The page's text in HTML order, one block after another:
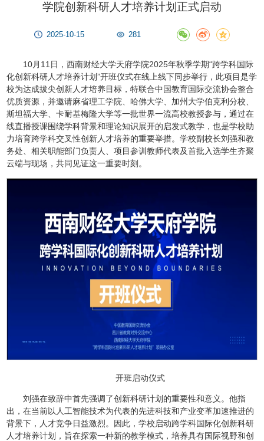
学院创新科研人才培养计划正式启动
2025-10-15 281
10月11日，西南财经大学天府学院2025年秋季学期“跨学科国际
化创新科研人才培养计划”开班仪式在线上线下同步举行，此项目是学
校为达成拔尖创新人才培养目标，特联合中国教育国际交流协会整合
优质资源，并邀请麻省理工学院、哈佛大学、加州大学伯克利分校、
斯坦福大学、卡耐基梅隆大学等一批世界一流高校教授参与，通过在
线直播授课围绕学科背景和理论知识展开的启发式教学，也是学校助
力培育跨学科交叉性创新人才培养的重要举措。学校副校长刘强和教
务处、相关职能部门负责人、项目参训教师代表及首批入选学生齐聚
云端与现场，共同见证这一重要时刻。
开班启动仪式
刘强在致辞中首先强调了创新科研计划的重要性和意义。他指
出，在当前以人工智能技术为代表的先进科技和产业变革加速推进的
背景下，人才竞争日益激烈。因此，学校启动跨学科国际化创新科研
人才培养计划，旨在探索一种新的教学模式，培养具有国际视野和创